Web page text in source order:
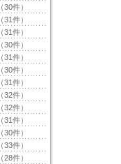
（30件）
（31件）
（31件）
（30件）
（31件）
（30件）
（31件）
（32件）
（32件）
（31件）
（30件）
（33件）
（28件）